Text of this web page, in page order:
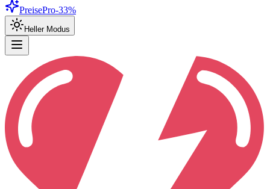
PreisePro-33%
Heller Modus